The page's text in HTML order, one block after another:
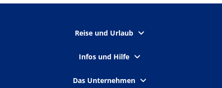
Reise und Urlaub
Infos und Hilfe
Das Unternehmen